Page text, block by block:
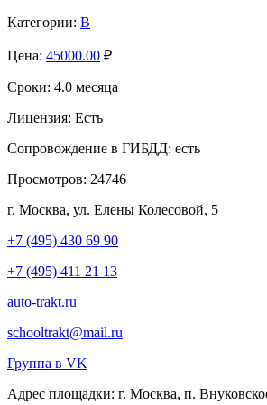
Категории: B
Цена: 45000.00 ₽
Сроки: 4.0 месяца
Лицензия: Есть
Сопровождение в ГИБДД: есть
Просмотров: 24746
г. Москва, ул. Елены Колесовой, 5
+7 (495) 430 69 90
+7 (495) 411 21 13
auto-trakt.ru
schooltrakt@mail.ru
Группа в VK
Адрес площадки: г. Москва, п.